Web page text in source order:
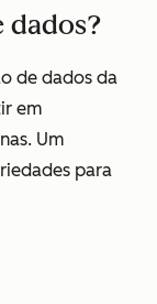
dados?
de dados da
em
Um
para